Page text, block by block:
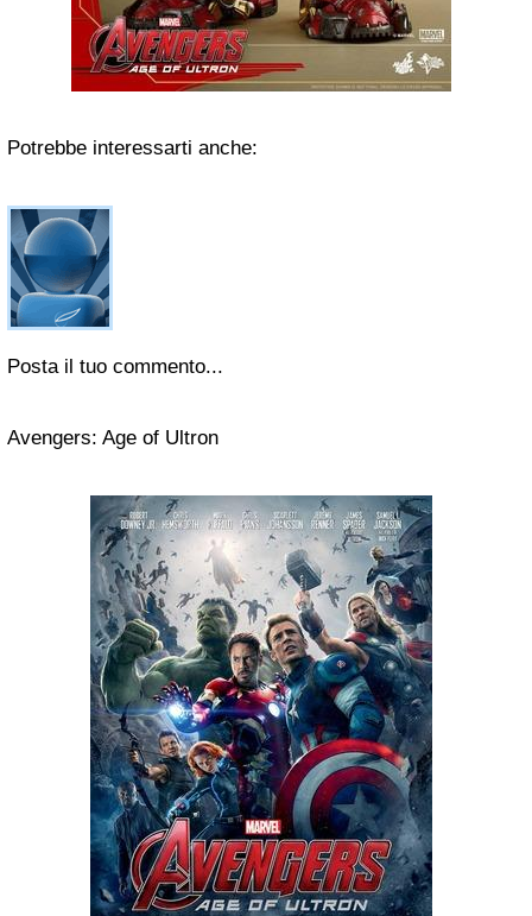
Potrebbe interessarti anche:
Posta il tuo commento...
Avengers: Age of Ultron